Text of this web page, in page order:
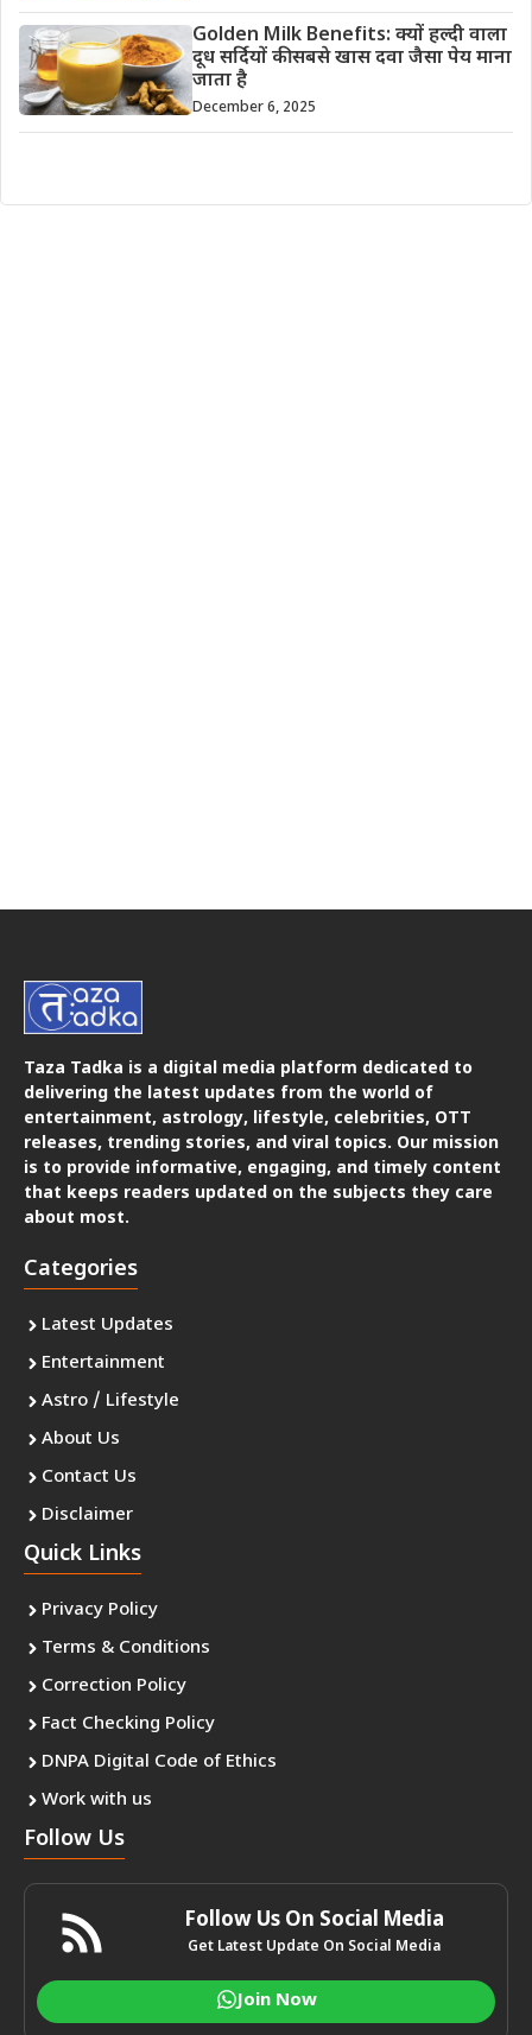
Golden Milk Benefits: क्यों हल्दी वाला
दूध सर्दियों की सबसे खास दवा जैसा पेय माना
जाता है
December 6, 2025
Taza Tadka is a digital media platform dedicated to
delivering the latest updates from the world of
entertainment, astrology, lifestyle, celebrities, OTT
releases, trending stories, and viral topics. Our mission
is to provide informative, engaging, and timely content
that keeps readers updated on the subjects they care
about most.
Categories
Latest Updates
Entertainment
Astro / Lifestyle
About Us
Contact Us
Disclaimer
Quick Links
Privacy Policy
Terms & Conditions
Correction Policy
Fact Checking Policy
DNPA Digital Code of Ethics
Work with us
Follow Us
Follow Us On Social Media
Get Latest Update On Social Media
Join Now